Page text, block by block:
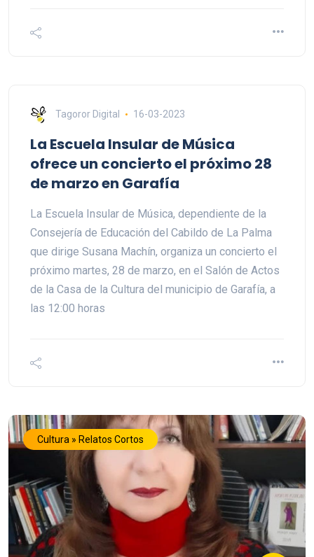
Tagoror Digital 16-03-2023
La Escuela Insular de Música
ofrece un concierto el próximo 28
de marzo en Garafía
La Escuela Insular de Música, dependiente de la
Consejería de Educación del Cabildo de La Palma
que dirige Susana Machín, organiza un concierto el
próximo martes, 28 de marzo, en el Salón de Actos
de la Casa de la Cultura del municipio de Garafía, a
las 12:00 horas
Cultura » Relatos Cortos